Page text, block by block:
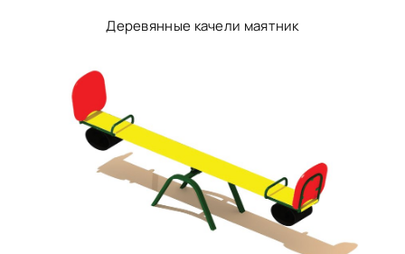
Деревянные качели маятник